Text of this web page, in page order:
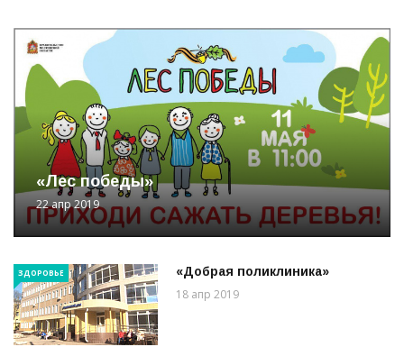
«Лес победы»
22 апр 2019
ЗДОРОВЬЕ «Добрая поликлиника»
18 апр 2019